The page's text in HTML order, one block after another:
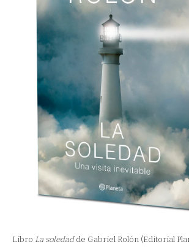
Libro La soledadde Gabriel Rolón (Editorial